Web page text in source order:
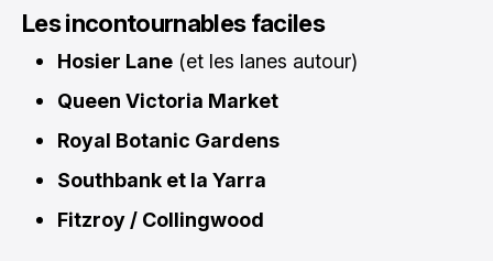
Les incontournables faciles
Hosier Lane (et les lanes autour)
Queen Victoria Market
Royal Botanic Gardens
Southbank et la Yarra
Fitzroy / Collingwood